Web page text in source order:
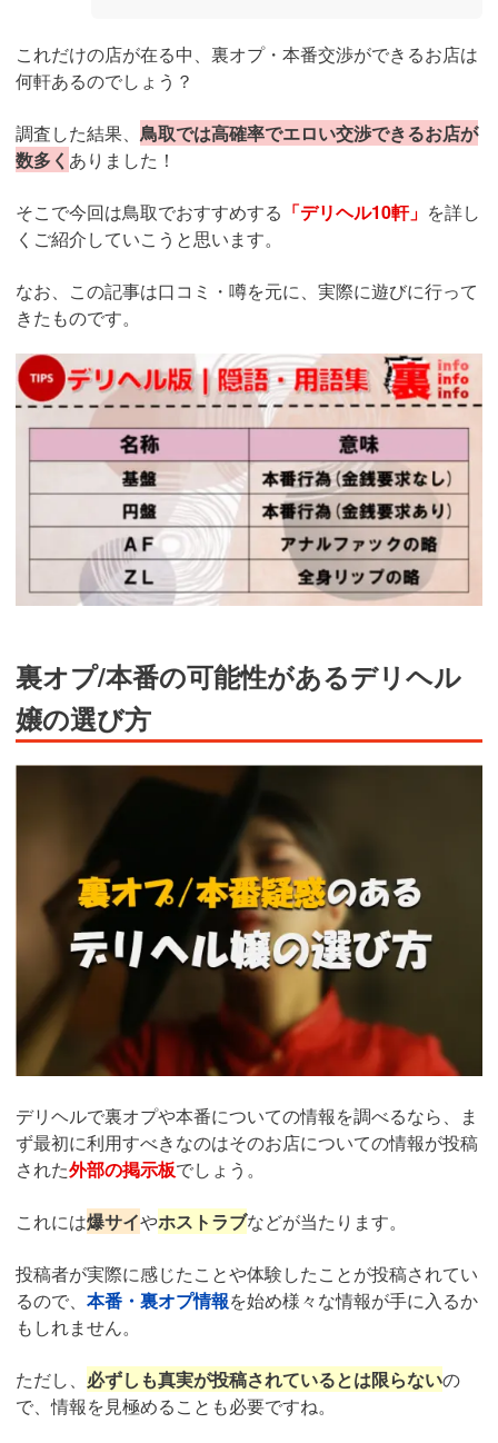
これだけの店が在る中、裏オプ・本番交渉ができるお店は
何軒あるのでしょう？
調査した結果、 鳥取では高確率でエロい交渉できるお店が
数多く ありました！
そこで今回は鳥取でおすすめする 「デリヘル10軒」 を詳し
くご紹介していこうと思います。
なお、この記事は口コミ・噂を元に、実際に遊びに行って
きたものです。
裏オプ/本番の可能性があるデリヘル
嬢の選び方
デリヘルで裏オプや本番についての情報を調べるなら、ま
ず最初に利用すべきなのはそのお店についての情報が投稿
された外部の掲示板でしょう。
これには爆サイやホストラブなどが当たります。
投稿者が実際に感じたことや体験したことが投稿されてい
るので、 本番・裏オプ情報を始め様々な情報が手に入るか
もしれません。
ただし、 必ずしも真実が投稿されているとは限らないの
で、情報を見極めることも必要ですね。